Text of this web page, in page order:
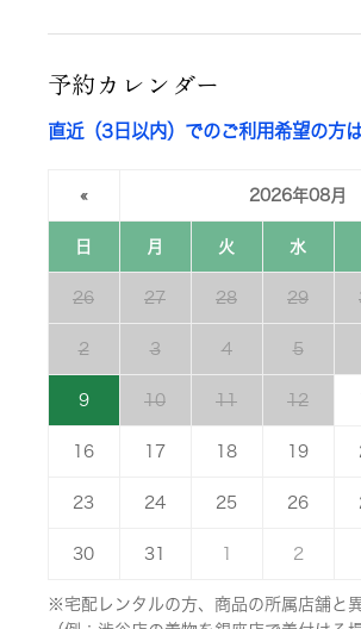
予約カレンダー
直近（3日以内）でのご利用希望の方
« 2026年08月
日 月 火 水
26 27 28 29
2 3 4 5
9 10 11 12
16 17 18 19
23 24 25 26
30 31 2
※宅配レンタルの方、商品の所属店舗と